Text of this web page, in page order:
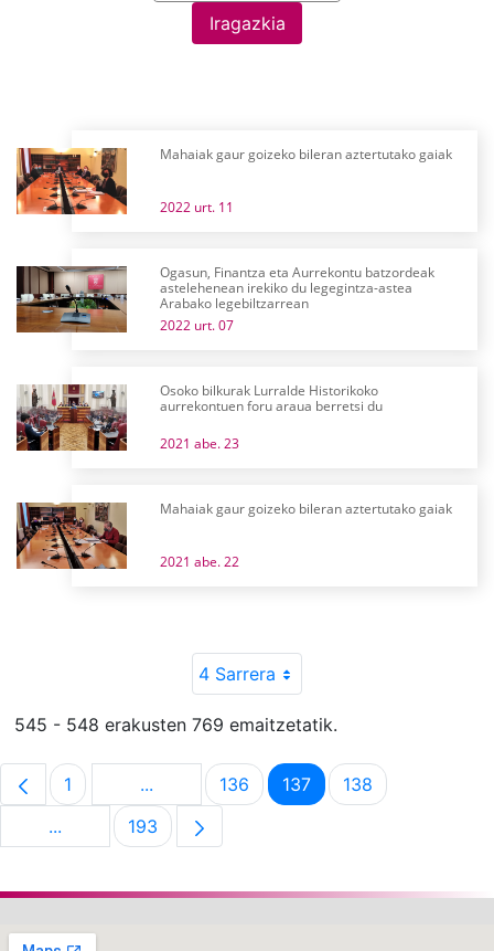
Iragazkia
Mahaiak gaur goizeko bileran aztertutako gaiak
2022 urt. 11
Ogasun, Finantza eta Aurrekontu batzordeak
astelehenean irekiko du legegintza-astea
Arabako legebiltzarrean
2022 urt. 07
Osoko bilkurak Lurralde Historikoko
aurrekontuen foru araua berretsi du
2021 abe. 23
Mahaiak gaur goizeko bileran aztertutako gaiak
2021 abe. 22
4 Sarrera
545 - 548 erakusten 769 emaitzetatik.
Orrialdea
1 ...Intermediate Pages Use TAB to navigate.
Orrialdea
136 Orrialdea
137 Orrialdea
138
...Intermediate Pages Use TAB to navigate.
Orrialdea
193